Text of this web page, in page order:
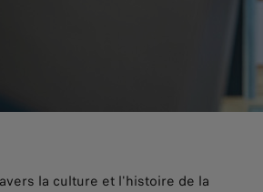
la culture et l'histoire de la